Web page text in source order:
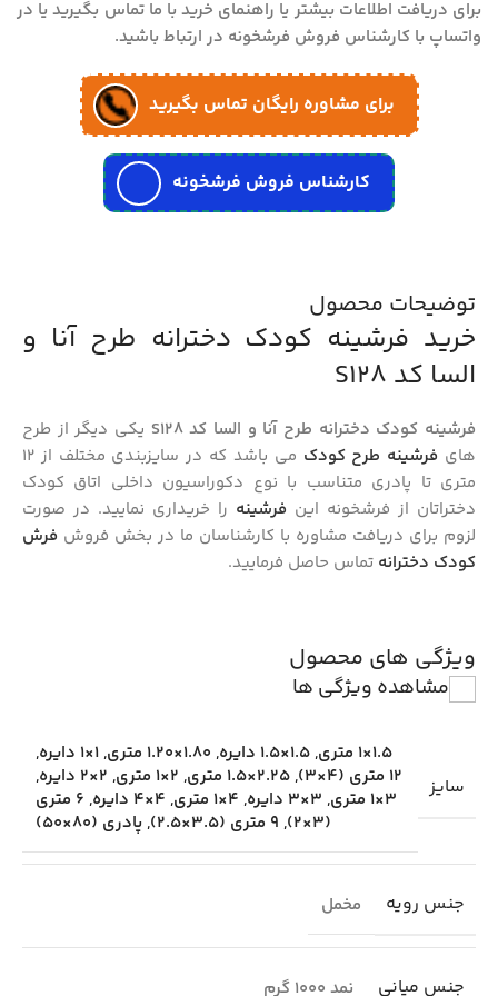
برای دریافت اطلاعات بیشتر یا راهنمای خرید با ما تماس بگیرید یا در
واتساپ با کارشناس فروش فرشخونه در ارتباط باشید.
برای مشاوره رایگان تماس بگیرید
کارشناس فروش فرشخونه
توضیحات محصول
خرید فرشینه کودک دخترانه طرح آنا و
السا کد S128
فرشینه کودک دخترانه طرح آنا و السا کد S128
یکی دیگر از طرح
های فرشینه طرح کودک
می باشد که در سایزبندی مختلف از 12
متری تا پادری متناسب با نوع دکوراسیون داخلی اتاق کودک
دختراتان از فرشخونه این فرشینه را خریداری نمایید. در صورت
لزوم برای دریافت مشاوره با کارشناسان ما در بخش فروش فرش
کودک دخترانه تماس حاصل فرمایید.
ویژگی های محصول
مشاهده ویژگی ها
سایز
1.5×1 متری ,1.5×1.5 دایره , 1.80×1.20 متری ,1×1 دایره
,
12 متری (4×3)
,2.25×1.5 متری , 2×1 متری , 2×2 دایره
,
3×1 متری
, 3×3 دایره , 4×1 متری , 4×4 دایره ,
6 متری
(3×2)
, 9 متری (3.5×2.5) ,پادری (80×50)
جنس رویه مخمل
جنس میانی نمد 1000 گرم